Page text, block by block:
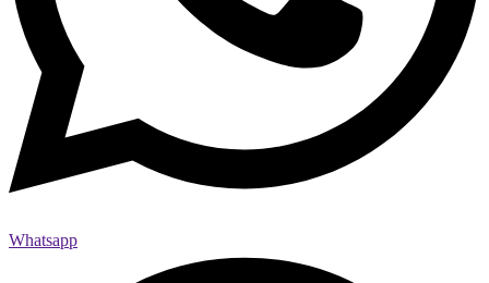
Whatsapp